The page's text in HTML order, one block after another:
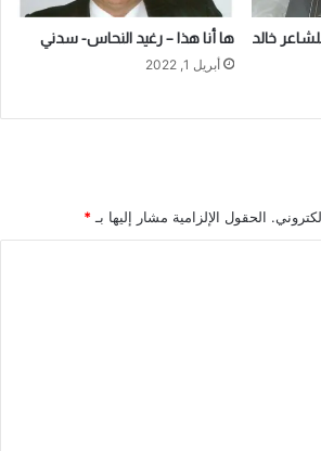
خالد
ها أنا هذا – رغيد النحاس- سدني
أبريل 1, 2022
الحقول الإلزامية مشار إليها بـ*